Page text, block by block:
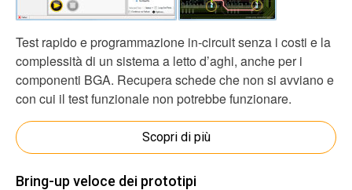
Test rapido e programmazione in-circuit senza i costi e la
complessità di un sistema a letto d’aghi, anche per i
componenti BGA. Recupera schede che non si avviano e
con cui il test funzionale non potrebbe funzionare.
Scopri di più
Bring-up veloce dei prototipi